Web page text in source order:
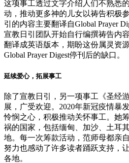
这项事工透过文字介绍人们不熟悉
动，推动更多神的儿女以祷告积极
引的内容主要翻译自Global Prayer
宣教日引团队开始自行编撰祷告内
翻译成英语版本，期盼这份属灵资
Global Prayer Digest停刊后的缺口。
延续爱心，拓展事工
除了宣教日引，另一项事工《圣经
展，广受欢迎。2020年新冠疫情暴
怜悯之心，积极推动关怀事工。她
祸的国家，包括缅甸、加沙、土耳
地。每一次筹款活动，范师母都亲
努力也感动了许多读者踊跃支持，
各地。